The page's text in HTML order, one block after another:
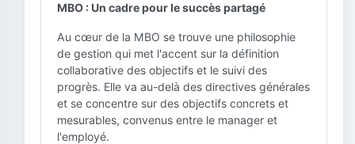
MBO : Un cadre pour le succès partagé
Au cœur de la MBO se trouve une philosophie
de gestion qui met l'accent sur la définition
collaborative des objectifs et le suivi des
progrès. Elle va au-delà des directives générales
et se concentre sur des objectifs concrets et
mesurables, convenus entre le manager et
l'employé.